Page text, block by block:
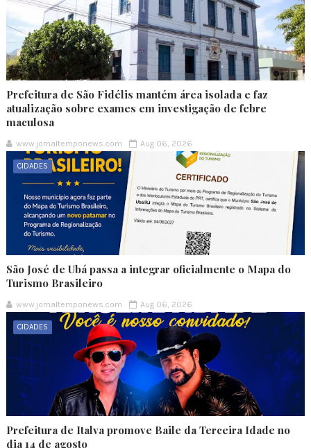
Prefeitura de São Fidélis mantém área isolada e faz
atualização sobre exames em investigação de febre
maculosa
www.jornaltemponews.com Aug 06, 2026
CIDADES
São José de Ubá passa a integrar oficialmente o Mapa do
Turismo Brasileiro
www.jornaltemponews.com Aug 06, 2026
CIDADES
Prefeitura de Italva promove Baile da Terceira Idade no
dia 14 de agosto